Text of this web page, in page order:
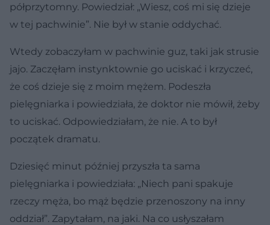
półprzytomny. Powiedział: „Wiesz, coś mi się dzieje
w tej pachwinie”. Nie był w stanie oddychać.
Wtedy zobaczyłam w pachwinie guz, taki jak strusie
jajo. Zaczęłam instynktownie go uciskać i krzyczeć,
że coś dzieje się z moim mężem. Podeszła
pielęgniarka i powiedziała, że doktor nie mówił, żeby
to uciskać. Odpowiedziałam, że nie. A to był
początek dramatu.
Dziesięć minut później przyszła ta sama
pielęgniarka i powiedziała: „Niech pani spakuje
rzeczy męża, bo mąż będzie przenoszony na inny
oddział”. Zapytałam, na jaki. Na co usłyszałam